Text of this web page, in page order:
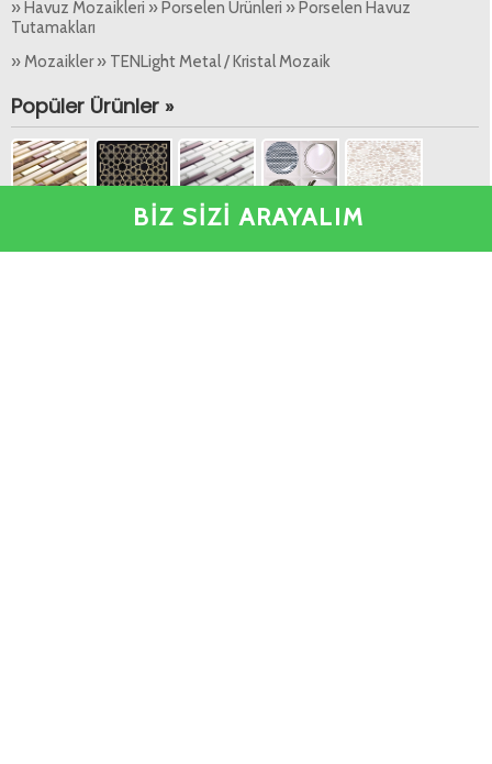
BİZ SİZİ ARAYALIM
» Havuz Mozaikleri » Porselen Ürünleri » Porselen Havuz
Tutamakları
» Mozaikler » TENLight Metal / Kristal Mozaik
Popüler Ürünler »